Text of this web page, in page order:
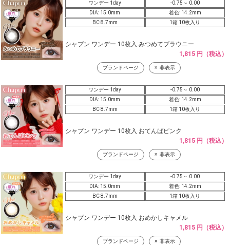
ワンデー 1day
-0.75～ 0.00
DIA: 15.0mm
着色: 14.2mm
BC 8.7mm
1箱 10枚入り
シャプン ワンデー 10枚入 みつめてブラウニー
1,815 円（税込）
ブランドページ 非表示
ワンデー 1day
-0.75～ 0.00
DIA: 15.0mm
着色: 14.2mm
BC 8.7mm
1箱 10枚入り
シャプン ワンデー 10枚入 おてんばピンク
1,815 円（税込）
ブランドページ 非表示
ワンデー 1day
-0.75～ 0.00
DIA: 15.0mm
着色: 14.2mm
BC 8.7mm
1箱 10枚入り
シャプン ワンデー 10枚入 おめかしキャメル
1,815 円（税込）
ブランドページ 非表示